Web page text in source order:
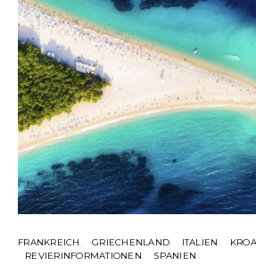
FRANKREICH GRIECHENLAND ITALIEN
REVIERINFORMATIONEN
SPANIEN